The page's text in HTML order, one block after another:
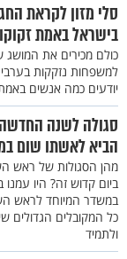
סלי מזון לקראת
בישראל באמת
כולם מכירים את המושג
למשפחות נזקקות
יודעים כמה אנשים
סגולה לשנה
הביא לאשתו שום
מהן הסגולות של ראש
במשדר המיוחד לראש
כל המקובלים הגדולים
ולתמיד